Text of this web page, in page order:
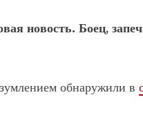
новость. Боец,
обнаружили в